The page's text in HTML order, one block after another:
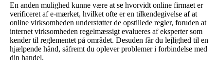
En anden mulighed kunne være at se hvorvidt online firmaet er
verificeret af e-mærket, hvilket ofte er en tilkendegivelse af at
online virksomheden understøtter de opstillede regler, foruden at
internet virksomheden regelmæssigt evalueres af eksperter som
kender til reglementet på området. Desuden får du lejlighed til en
hjælpende hånd, såfremt du oplever problemer i forbindelse med
din handel.